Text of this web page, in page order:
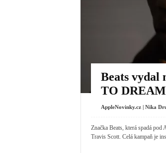
Beats vydal
TO
AppleNovinky.cz | Nika
Značka Beats, která spadá
Travis Scott. Celá kampaň je